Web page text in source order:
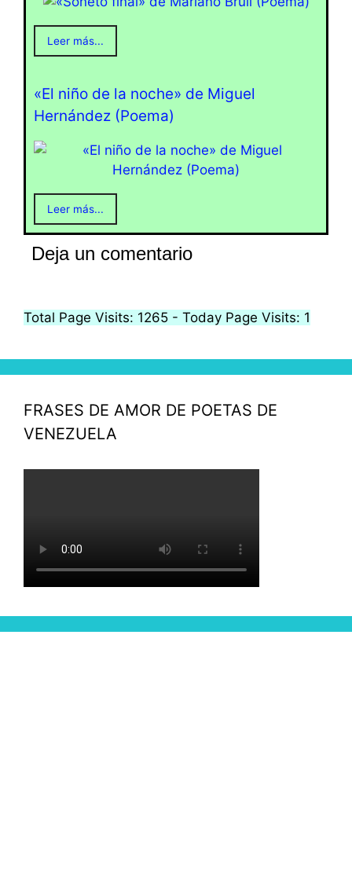
Leer más...
«El niño de la noche» de Miguel
Hernández (Poema)
Leer más...
Deja un comentario
Total Page Visits: 1265 - Today Page Visits: 1
FRASES DE AMOR DE POETAS DE
VENEZUELA